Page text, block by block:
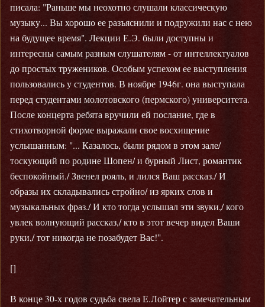
писала: "Раньше мы неохотно слушали классическую
музыку... Вы хорошо ее разъяснили и подружили нас с нею
на будущее время". Лекции Е.Э. были доступны и
интересны самым разным слушателям - от интеллектуалов
до простых тружеников. Особым успехом ее выступления
пользовались у студентов. В ноябре 1946г. она выступала
перед студентами молотовского (пермского) университета.
После концерта ребята вручили ей послание, где в
стихотворной форме выражали свое восхищение
услышанным: "... Казалось, были рядом в этом зале/
тоскующий по родине Шопен/ и бурный Лист, романтик
беспокойный./ Звенел рояль, и лился Ваш рассказ./ И
образы их складывались стройно/ из ярких слов и
музыкальных фраз./ И кто тогда услышал эти звуки,/ кого
увлек волнующий рассказ,/ кто в этот вечер видел Ваши
руки,/ тот никогда не позабудет Вас!".
[]
В конце 30-х годов судьба свела Е.Лойтер с замечательным